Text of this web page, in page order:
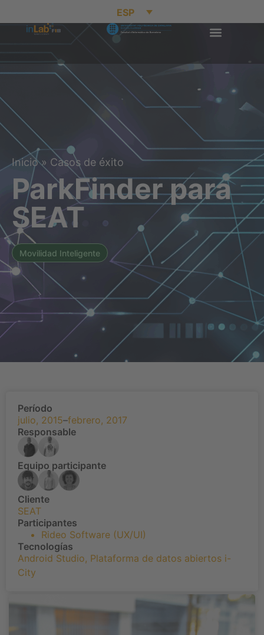
ESP
Inicio» Casos de éxito
ParkFinder para
SEAT
Movilidad Inteligente
Período
julio, 2015–febrero, 2017
Responsable
Equipo participante
Cliente
SEAT
Participantes
Rideo Software (UX/UI)
Tecnologías
Android Studio, Plataforma de datos abiertos i-
City